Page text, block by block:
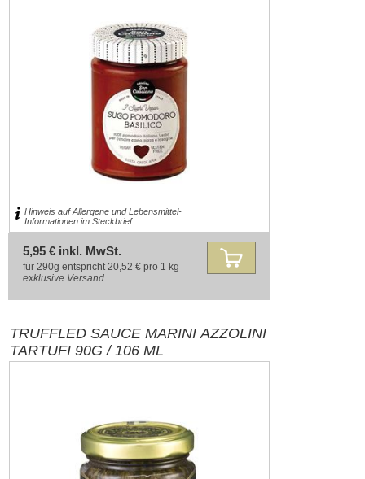
Hinweis auf Allergene und Lebensmittel-
Informationen im Steckbrief.
5,95 € inkl. MwSt.
für 290g entspricht 20,52 € pro 1 kg
exklusive Versand
TRUFFLED SAUCE MARINI AZZOLINI
TARTUFI 90G / 106 ML